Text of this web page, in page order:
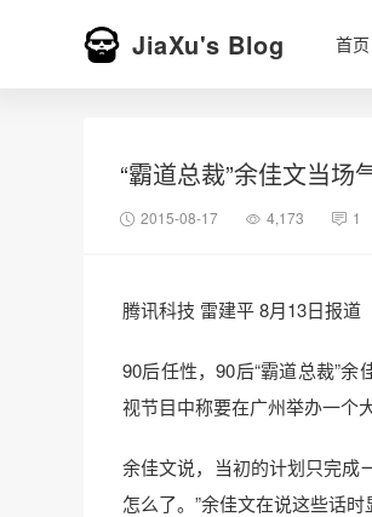
JiaXu's Blog 首页
“霸道总裁”余佳文当场
2015-08-17 4,173 1
腾讯科技 雷建平 8月13日报道
90后任性，90后“霸道总裁”
视节目中称要在广州举办一个
余佳文说，当初的计划只完成
怎么了。”余佳文在说这些话时